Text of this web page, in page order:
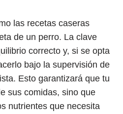
las recetas caseras
de un perro. La clave
correcto y, si se opta
bajo la supervisión de
Esto garantizará que tu
sus comidas, sino que
nutrientes que necesita